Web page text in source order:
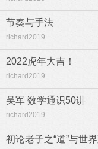
节奏与手法
richard2019
2022虎年大吉！
richard2019
吴军 数学通识50讲
richard2019
初论老子之“道”与世